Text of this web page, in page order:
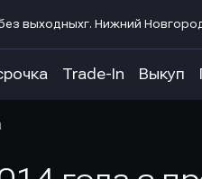
выходныхг. Нижний
Trade-In Выкуп